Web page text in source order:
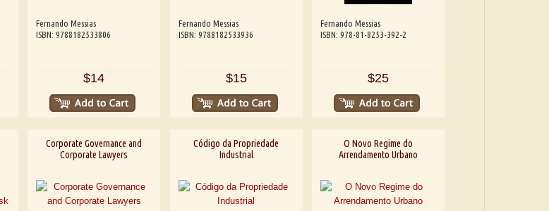
Fernando Messias
ISBN: 9788182533806
$14
Fernando Messias
ISBN: 9788182533936
$15
Fernando Messias
ISBN: 978-81-8253-392-2
$25
Corporate Governance and
Corporate Lawyers
Código da Propriedade
Industrial
O Novo Regime do
Arrendamento Urbano